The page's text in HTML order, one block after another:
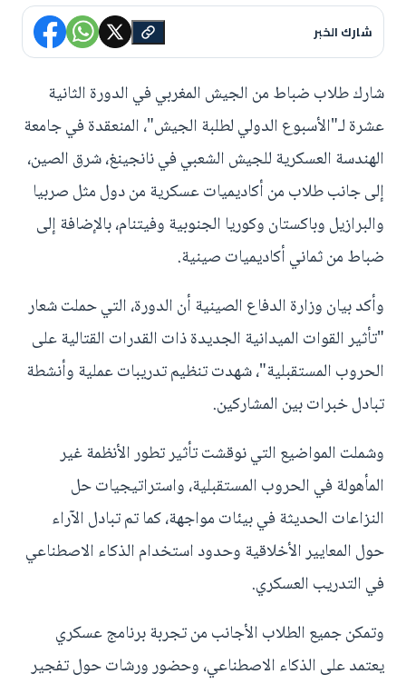
شارك الخبر
شارك طلاب ضباط من الجيش المغربي في الدورة الثانية
عشرة لـ"الأسبوع الدولي لطلبة الجيش"، المنعقدة في جامعة
الهندسة العسكرية للجيش الشعبي في نانجينغ، شرق الصين،
إلى جانب طلاب من أكاديميات عسكرية من دول مثل صربيا
والبرازيل وباكستان وكوريا الجنوبية وفيتنام، بالإضافة إلى
ضباط من ثماني أكاديميات صينية.
وأكد بيان وزارة الدفاع الصينية أن الدورة، التي حملت شعار
"تأثير القوات الميدانية الجديدة ذات القدرات القتالية على
الحروب المستقبلية"، شهدت تنظيم تدريبات عملية وأنشطة
تبادل خبرات بين المشاركين.
وشملت المواضيع التي نوقشت تأثير تطور الأنظمة غير
المأهولة في الحروب المستقبلية، واستراتيجيات حل
النزاعات الحديثة في بيئات مواجهة، كما تم تبادل الآراء
حول المعايير الأخلاقية وحدود استخدام الذكاء الاصطناعي
في التدريب العسكري.
وتمكن جميع الطلاب الأجانب من تجربة برنامج عسكري
يعتمد على الذكاء الاصطناعي، وحضور ورشات حول تفجير